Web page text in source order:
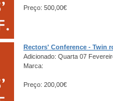
Preço: 500,00€
Rectors' Conference - Twin
Adicionado: Quarta 07
Marca:
Preço: 200,00€